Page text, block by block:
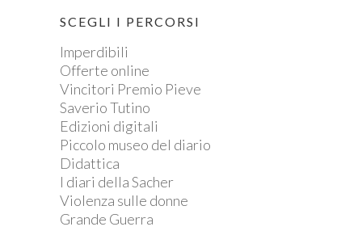
SCEGLI I PERCORSI
Imperdibili
Offerte online
Vincitori Premio Pieve
Saverio Tutino
Edizioni digitali
Piccolo museo del diario
Didattica
I diari della Sacher
Violenza sulle donne
Grande Guerra